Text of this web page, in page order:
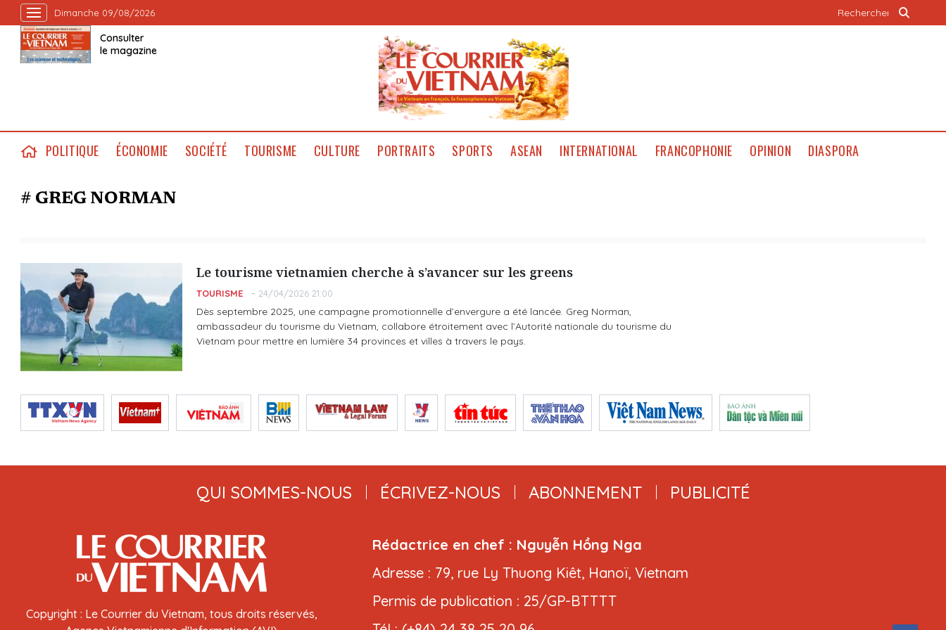
Dimanche 09/08/2026
Consulter
le magazine
POLITIQUE ÉCONOMIE SOCIÉTÉ TOURISME CULTURE PORTRAITS SPORTS ASEAN INTERNATIONAL FRANCOPHONIE OPINION DIASPORA
# GREG NORMAN
Le tourisme vietnamien cherche à s’avancer sur les greens
TOURISME 24/04/2026 21:00
Dès septembre 2025, une campagne promotionnelle d’envergure a été lancée. Greg Norman,
ambassadeur du tourisme du Vietnam, collabore étroitement avec l’Autorité nationale du tourisme du
Vietnam pour mettre en lumière 34 provinces et villes à travers le pays.
QUI SOMMES-NOUS ÉCRIVEZ-NOUS ABONNEMENT PUBLICITÉ
Copyright : Le Courrier du Vietnam, tous droits réservés,
Rédactrice en chef : Nguyễn Hồng Nga
Adresse : 79, rue Ly Thuong Kiêt, Hanoï, Vietnam
Permis de publication : 25/GP-BTTTT